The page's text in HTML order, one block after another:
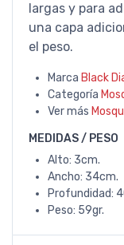
largas y para
una capa
el peso.
Marca Black
Categoría
Ver más
MEDIDAS / PESO
Alto: 3cm.
Ancho: 34cm.
Profundidad:
Peso: 59gr.